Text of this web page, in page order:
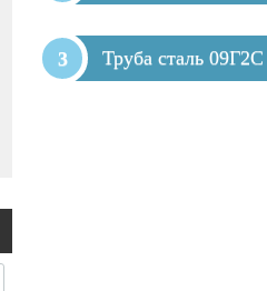
Труба сталь 09Г2С